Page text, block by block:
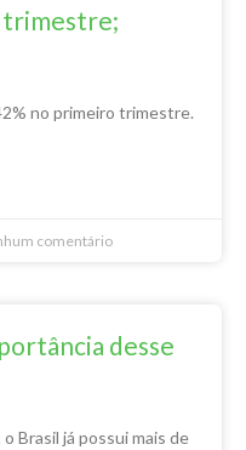
trimestre;
no primeiro trimestre.
comentário
desse
Brasil já possui mais de